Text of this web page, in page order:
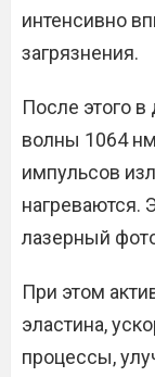
интенсивно
загрязнения.
После этого в
волны 1064
импульсов
нагреваются.
лазерный
При этом
эластина,
процессы,